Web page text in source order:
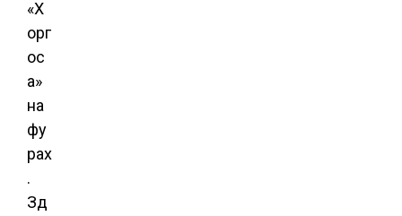
«Х
орг
ос
а»
на
фу
рах
.
Зд